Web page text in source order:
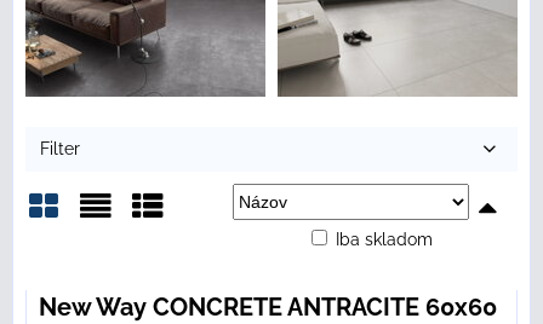
Filter
Iba skladom
New Way CONCRETE ANTRACITE 60x60